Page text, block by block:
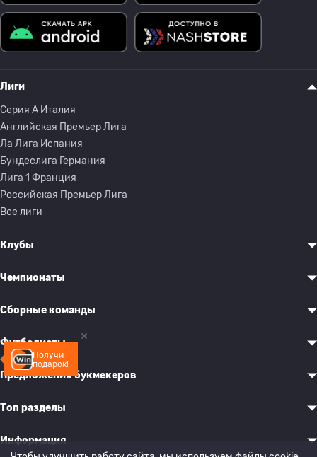
Получи
подарок!
Лиги
Серия A Италия
Английская Премьер Лига
Ла Лига Испания
Бундеслига Германия
Лига 1 Франция
Российская Премьер Лига
Все лиги
Клубы
Чемпионаты
Сборные команды
Футболисты
Предложения букмекеров
Топ разделы
Информация